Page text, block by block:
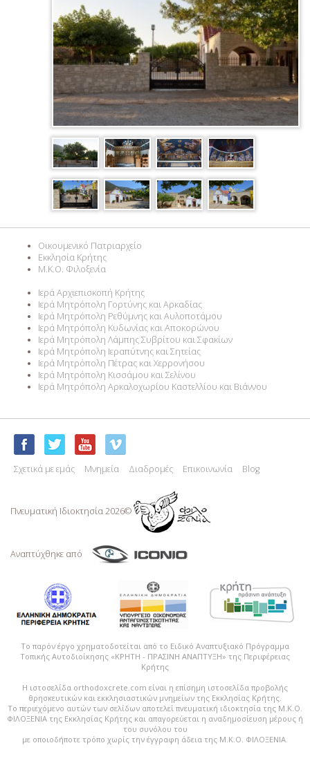
Οικουμενικό Πατριαρχείο
Εκκλησία Κρήτης
M.K.O. Φιλοξενία
Ιερά Αρχιεπισκοπή Κρήτης
Ιερά Μητρόπολη Γορτύνης και Αρκαδίας
Ιερά Μητρόπολη Ρεθύμνης και Αυλοποτάμου
Ιερά Μητρόπολη Κυδωνίας και Αποκορώνου
Ιερά Μητρόπολη Λάμπης Συβρίτου και Σφακίων
Ιερά Μητρόπολη Ιεραπύτνης και Σητείας
Ιερά Μητρόπολη Πέτρας και Χερρονήσου
Ιερά Μητρόπολη Κισσάμου και Σελίνου
Ιερά Μητρόπολη Αρκαλοχωρίου Καστελλίου και Βιάννου
Σχετικά με εμάς Μνημεία Διαδρομές Επικοινωνία Blog
Πνευματική Ιδιoκτησία 2026©
Αναπτύχθηκε από
Το παρόν έργο χρηματοδοτείται από το Ειδικό Αναπτυξιακό Πρόγραμμα
Τοπικής Αυτοδιοίκησης «ΚΡΗΤΗ - ΠΡΑΣΙΝΗ ΑΝΑΠΤΥΞΗ» της Περιφέρειας
Κρήτης
Η ιστοσελίδα orthodoxcrete.com είναι η επίσημη ιστοσελίδα προβολής
θρησκευτικών και εκκλησιαστικών μνημείων της Εκκλησίας Κρήτης.
Το περιεχόμενο αυτών των σελίδων αποτελεί πvευματική ιδιοκτησία της Μ.Κ.Ο.
ΦΙΛΟΞΕΝΙΑ της Εκκλησίας Κρήτης και απαγορεύεται η αναδημοσίευση μέρους ή
του συνόλου του
με οποιοδήποτε τρόπο χωρίς την έγγραφη άδεια της Μ.Κ.Ο. ΦΙΛΟΞΕΝΙΑ.